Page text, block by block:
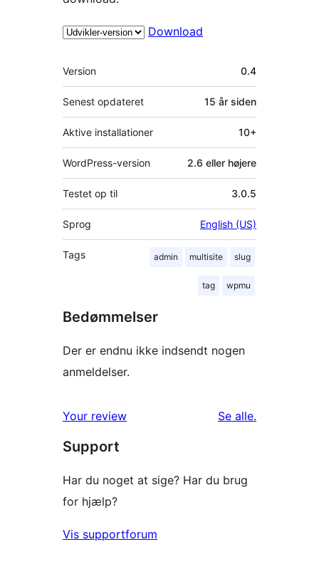
Download
Meta
Version 0.4
Senest opdateret 15 år siden
Aktive installationer 10+
WordPress-version 2.6 eller højere
Testet op til 3.0.5
Sprog English (US)
Tags admin multisite slug
tag wpmu
Bedømmelser
Der er endnu ikke indsendt nogen
anmeldelser.
Your review Se alleanmeldelser
.
Support
Har du noget at sige? Har du brug
for hjælp?
Vis supportforum